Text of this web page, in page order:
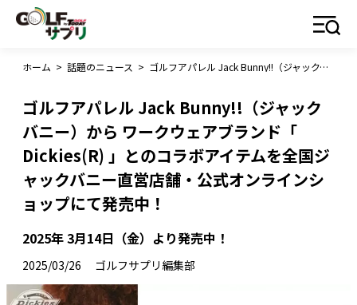
ホーム > 話題のニュース > ゴルフアパレル Jack Bunny!!（ジャックバニー）から ワークウェアブランド「 Dickies(R) 」とのコラボアイテムを全国ジャックバニー直営店舗・公式オンラインショップにて発売中！
ゴルフアパレル Jack Bunny!!（ジャック
バニー）から ワークウェアブランド「
Dickies(R) 」とのコラボアイテムを全国ジ
ャックバニー直営店舗・公式オンラインシ
ョップにて発売中！
2025年 3月14日（金）より発売中！
2025/03/26 ゴルフサプリ編集部